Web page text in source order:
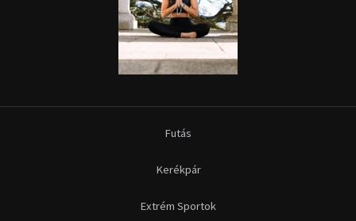
Futás
Kerékpár
Extrém Sportok